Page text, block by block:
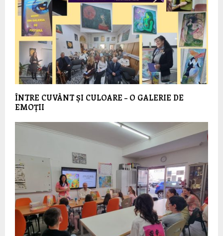
ÎNTRE CUVÂNT ȘI CULOARE – O GALERIE DE
EMOȚII